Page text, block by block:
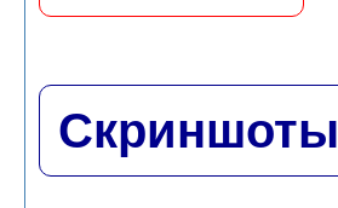
Скриншоты